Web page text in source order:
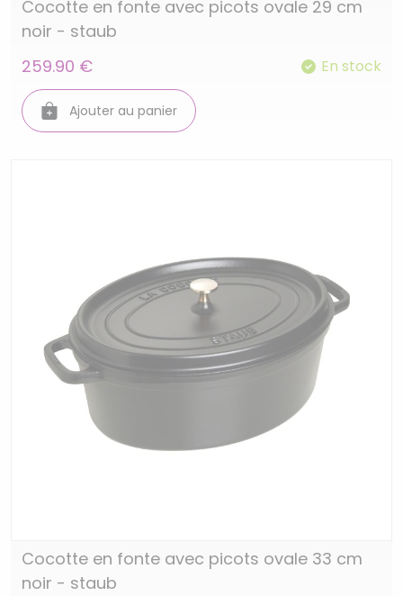
Cocotte en fonte avec picots ovale 29 cm
noir - staub
259.90 €
En stock
Ajouter au panier
Cocotte en fonte avec picots ovale 33 cm
noir - staub